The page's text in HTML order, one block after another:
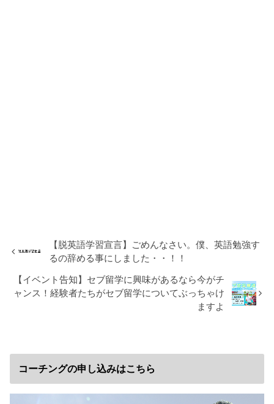
【脱英語学習宣言】ごめんなさい。僕、英語勉強す
るの辞める事にしました・・！！
【イベント告知】セブ留学に興味があるなら今がチ
ャンス！経験者たちがセブ留学についてぶっちゃけ
ますよ
コーチングの申し込みはこちら